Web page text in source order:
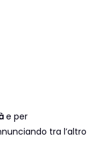
e per
tra l’altro